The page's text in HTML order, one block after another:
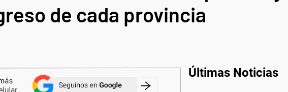
de cada provincia
Últimas Noticias